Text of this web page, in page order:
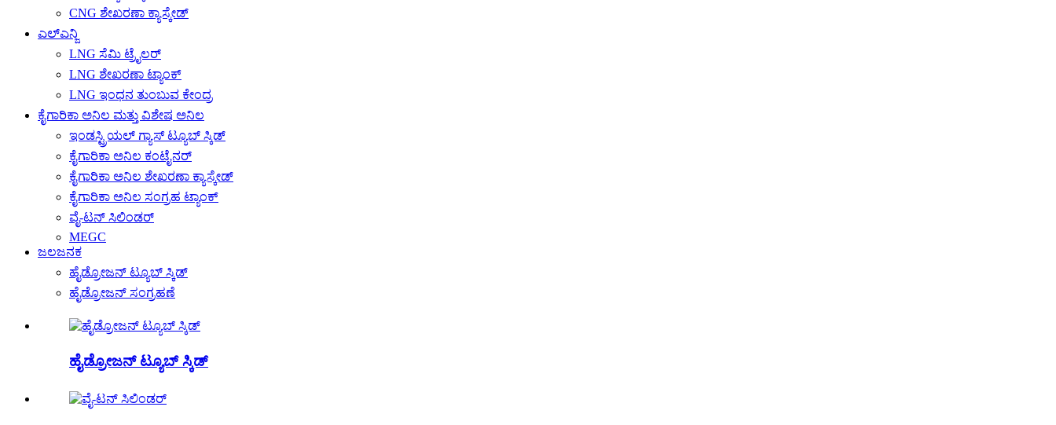
CNG ಶೇಖರಣಾ ಕ್ಯಾಸ್ಕೇಡ್
ಎಲ್ಎನ್ಜಿ
LNG ಸೆಮಿ ಟ್ರೈಲರ್
LNG ಶೇಖರಣಾ ಟ್ಯಾಂಕ್
LNG ಇಂಧನ ತುಂಬುವ ಕೇಂದ್ರ
ಕೈಗಾರಿಕಾ ಅನಿಲ ಮತ್ತು ವಿಶೇಷ ಅನಿಲ
ಇಂಡಸ್ಟ್ರಿಯಲ್ ಗ್ಯಾಸ್ ಟ್ಯೂಬ್ ಸ್ಕಿಡ್
ಕೈಗಾರಿಕಾ ಅನಿಲ ಕಂಟೈನರ್
ಕೈಗಾರಿಕಾ ಅನಿಲ ಶೇಖರಣಾ ಕ್ಯಾಸ್ಕೇಡ್
ಕೈಗಾರಿಕಾ ಅನಿಲ ಸಂಗ್ರಹ ಟ್ಯಾಂಕ್
ವೈ-ಟನ್ ಸಿಲಿಂಡರ್
MEGC
ಜಲಜನಕ
ಹೈಡ್ರೋಜನ್ ಟ್ಯೂಬ್ ಸ್ಕಿಡ್
ಹೈಡ್ರೋಜನ್ ಸಂಗ್ರಹಣೆ
ಹೈಡ್ರೋಜನ್ ಟ್ಯೂಬ್ ಸ್ಕಿಡ್